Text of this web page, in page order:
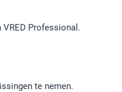
Professional.
te nemen.